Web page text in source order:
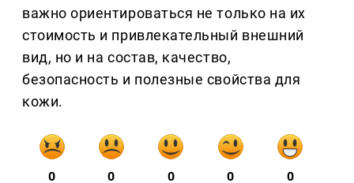
важно ориентироваться не только на их
стоимость и привлекательный внешний
вид, но и на состав, качество,
безопасность и полезные свойства для
кожи.
0 0 0 0 0